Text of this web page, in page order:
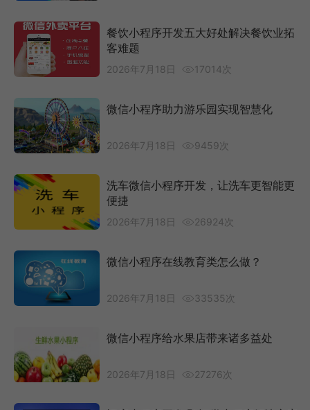
餐饮小程序开发五大好处解决餐饮业拓
客难题
2026年7月18日 17014次
微信小程序助力游乐园实现智慧化
2026年7月18日 9459次
洗车微信小程序开发，让洗车更智能更
便捷
2026年7月18日 26924次
微信小程序在线教育类怎么做？
2026年7月18日 33535次
微信小程序给水果店带来诸多益处
2026年7月18日 27276次